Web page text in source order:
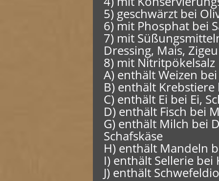
5) geschwärzt bei
6) mit Phosphat bei
7) mit
Dressing, Mais,
8) mit Nitritpökelsalz
A) enthält Weizen
B) enthält
C) enthält Ei bei Ei,
D) enthält Fisch bei
G) enthält Milch bei
Schafskäse
H) enthält Mandeln
I) enthält Sellerie bei
J) enthält